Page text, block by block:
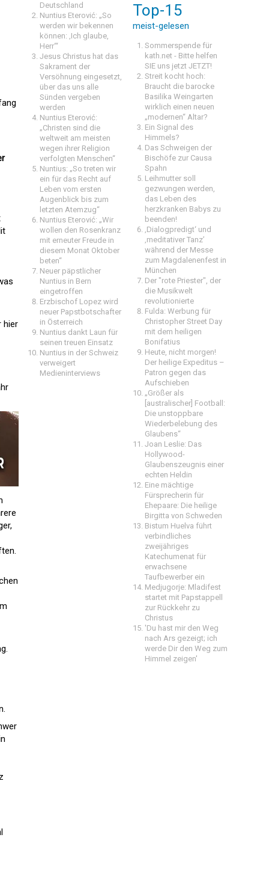
hier
Deutschland
Nuntius Eterović: „So
werden wir bekennen
können: ‚Ich glaube,
Herr‘“
Jesus Christus hat das
Sakrament der
Versöhnung eingesetzt,
über das uns alle
Sünden vergeben
werden
Nuntius Eterović:
„Christen sind die
weltweit am meisten
wegen ihrer Religion
verfolgten Menschen“
Nuntius: „So treten wir
ein für das Recht auf
Leben vom ersten
Augenblick bis zum
letzten Atemzug“
Nuntius Eterović: „Wir
wollen den Rosenkranz
mit erneuter Freude in
diesem Monat Oktober
beten“
Neuer päpstlicher
Nuntius in Bern
eingetroffen
Erzbischof Lopez wird
neuer Papstbotschafter
in Österreich
Nuntius dankt Laun für
seinen treuen Einsatz
Nuntius in der Schweiz
verweigert
Medieninterviews
Top-15
meist-gelesen
Sommerspende für
kath.net - Bitte helfen
SIE uns jetzt JETZT!
Streit kocht hoch:
Braucht die barocke
Basilika Weingarten
wirklich einen neuen
„modernen“ Altar?
Ein Signal des
Himmels?
Das Schweigen der
Bischöfe zur Causa
Spahn
Leihmutter soll
gezwungen werden,
das Leben des
herzkranken Babys zu
beenden!
‚Dialogpredigt‘ und
‚meditativer Tanz’
während der Messe
zum Magdalenenfest in
München
Der "rote Priester", der
die Musikwelt
revolutionierte
Fulda: Werbung für
Christopher Street Day
mit dem heiligen
Bonifatius
Heute, nicht morgen!
Der heilige Expeditus –
Patron gegen das
Aufschieben
„Größer als
[australischer] Football:
Die unstoppbare
Wiederbelebung des
Glaubens“
Joan Leslie: Das
Hollywood-
Glaubenszeugnis einer
echten Heldin
Eine mächtige
Fürsprecherin für
Ehepaare: Die heilige
Birgitta von Schweden
Bistum Huelva führt
verbindliches
zweijähriges
Katechumenat für
erwachsene
Taufbewerber ein
Medjugorje: Mladifest
startet mit Papstappell
zur Rückkehr zu
Christus
'Du hast mir den Weg
nach Ars gezeigt; ich
werde Dir den Weg zum
Himmel zeigen'